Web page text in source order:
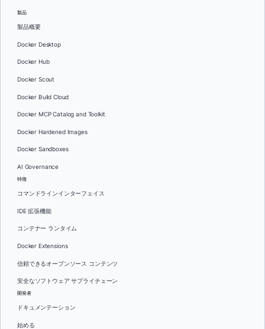
製品
製品概要
Docker Desktop
Docker Hub
Docker Scout
Docker Build Cloud
Docker MCP Catalog and Toolkit
Docker Hardened Images
Docker Sandboxes
AI Governance
特徴
コマンドラインインターフェイス
IDE 拡張機能
コンテナー ランタイム
Docker Extensions
信頼できるオープンソース コンテンツ
安全なソフトウェア サプライチェーン
開発者
ドキュメンテーション
始める